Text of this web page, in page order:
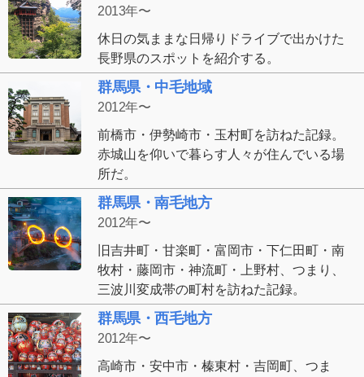
2013年〜
休日の気ままな日帰りドライブで出かけた
長野県のスポットを紹介する。
群馬県・中毛地域
2012年〜
前橋市・伊勢崎市・玉村町を訪ねた記録。
赤城山を仰いで暮らす人々が住んでいる場
所だ。
群馬県・南毛地方
2012年〜
旧吉井町・甘楽町・富岡市・下仁田町・南
牧村・藤岡市・神流町・上野村、つまり、
三波川変成帯の町村を訪ねた記録。
群馬県・西毛地方
2012年〜
高崎市・安中市・榛東村・吉岡町、つま